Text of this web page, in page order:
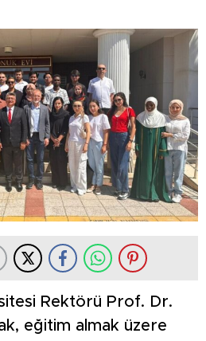
Rektörü Prof. Dr.
eğitim almak üzere